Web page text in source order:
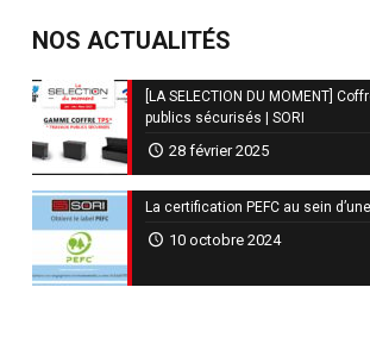
NOS ACTUALITÉS
[LA SELECTION DU MOMENT]
publics sécurisés | SORI
28 février 2025
La certification PEFC au sein
10 octobre 2024